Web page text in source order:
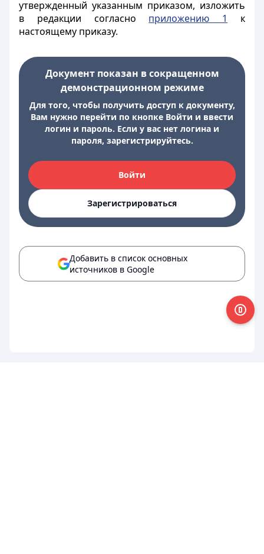
утвержденный указанным приказом, изложить
в редакции согласно приложению 1
к
настоящему приказу.
Документ показан в сокращенном
демонстрационном режиме
Для того, чтобы получить доступ к документу,
Вам нужно перейти по кнопке Войти и ввести
логин и пароль. Если у вас нет логина и
пароля, зарегистрируйтесь.
Войти
Зарегистрироваться
Добавить в список основных
источников в Google